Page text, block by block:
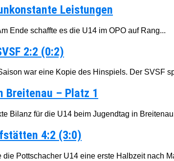
Leistungen
Ende schaffte es die U14 im OPO auf Rang...
2:2 (0:2)
war eine Kopie des Hinspiels. Der SVSF
Breitenau – Platz 1
Bilanz für die U14 beim Jugendtag in
4:2 (3:0)
die Pottschacher U14 eine erste Halbzeit nach